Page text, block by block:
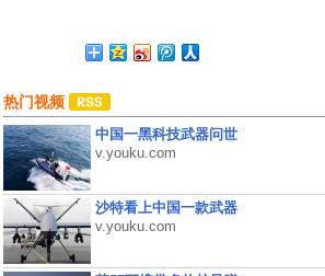
热门视频
中国一黑科技武器问世
v.youku.com
沙特看上中国一款武器
v.youku.com